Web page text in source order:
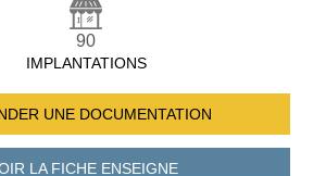
90
IMPLANTATIONS
UNE DOCUMENTATION
LA FICHEENSEIGNE